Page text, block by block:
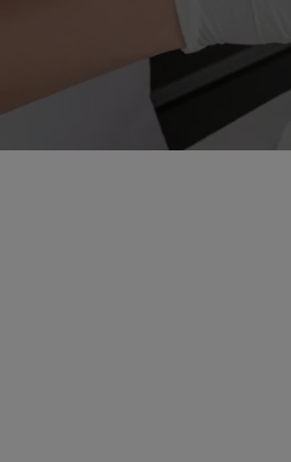
Huidoneffenheden
HydraFacial
Tattoo verwijderen